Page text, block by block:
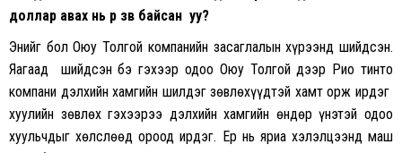
доллар авах нь өөрөө зөв байсан уу?
Энийг бол Оюу Толгой компанийн засаглалын хүрээнд шийдсэн.
Яагаад шийдсэн бэ гэхээр одоо Оюу Толгой дээр Рио тинто
компани дэлхийн хамгийн шилдэг зөвлөхүүдтэй хамт орж ирдэг
хуулийн зөвлөх гэхээрээ дэлхийн хамгийн өндөр үнэтэй одоо
хуульчдыг хөлслөөд ороод ирдэг. Ер нь яриа хэлэлцээнд маш